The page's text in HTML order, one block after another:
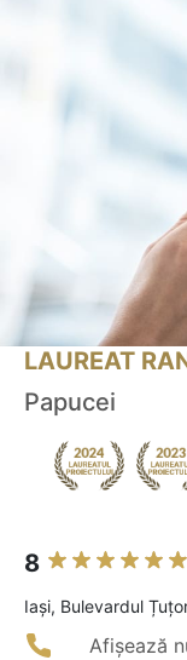
LAUREAT
Papucei
8
Iaşi, Bulevardul
Afișează